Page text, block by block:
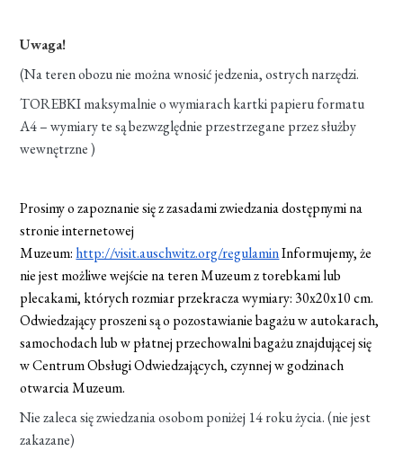
Uwaga!
(Na teren obozu nie można wnosić jedzenia, ostrych narzędzi.
TOREBKI maksymalnie o wymiarach kartki papieru formatu
A4 – wymiary te są bezwzględnie przestrzegane przez służby
wewnętrzne )
Prosimy o zapoznanie się z zasadami zwiedzania dostępnymi na
stronie internetowej
Muzeum: http://visit.auschwitz.org/regulaminInformujemy, że
nie jest możliwe wejście na teren Muzeum z torebkami lub
plecakami, których rozmiar przekracza wymiary: 30x20x10 cm.
Odwiedzający proszeni są o pozostawianie bagażu w autokarach,
samochodach lub w płatnej przechowalni bagażu znajdującej się
w Centrum Obsługi Odwiedzających, czynnej w godzinach
otwarcia Muzeum.
Nie zaleca się zwiedzania osobom poniżej 14 roku życia. (nie jest
zakazane)